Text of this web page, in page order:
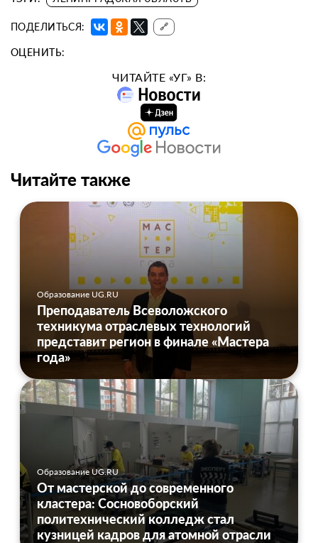
ПОДЕЛИТЬСЯ: 🔗
ОЦЕНИТЬ:
ЧИТАЙТЕ «УГ» В:
Читайте также
Образование UG.RU
Преподаватель Всеволожского
техникума отраслевых технологий
представит регион в финале «Мастера
года»
Образование UG.RU
От мастерской до современного
кластера: Сосновоборский
политехнический колледж стал
кузницей кадров для атомной отрасли